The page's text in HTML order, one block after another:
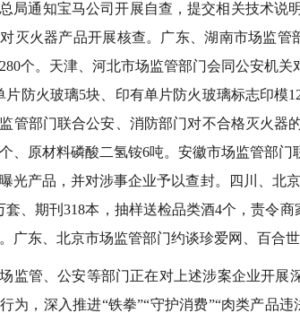
局通知宝马公司开展自查，提交相关技术说
灭火器产品开展核查。广东、湖南市场监
个。天津、河北市场监管部门会同公安机
片防火玻璃5块、印有单片防火玻璃标志印模
管部门联合公安、消防部门对不合格灭火器
、原材料磷酸二氢铵6吨。安徽市场监管部
光产品，并对涉事企业予以查封。四川、北
套、期刊318本，抽样送检品类酒4个，责令
广东、北京市场监管部门约谈珍爱网、百合
监管、公安等部门正在对上述涉案企业开展
为，深入推进“铁拳”“守护消费”“肉类产品